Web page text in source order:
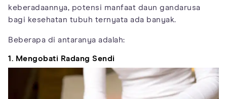
keberadaannya, potensi manfaat daun gandarusa
bagi kesehatan tubuh ternyata ada banyak.
Beberapa di antaranya adalah:
1. Mengobati Radang Sendi